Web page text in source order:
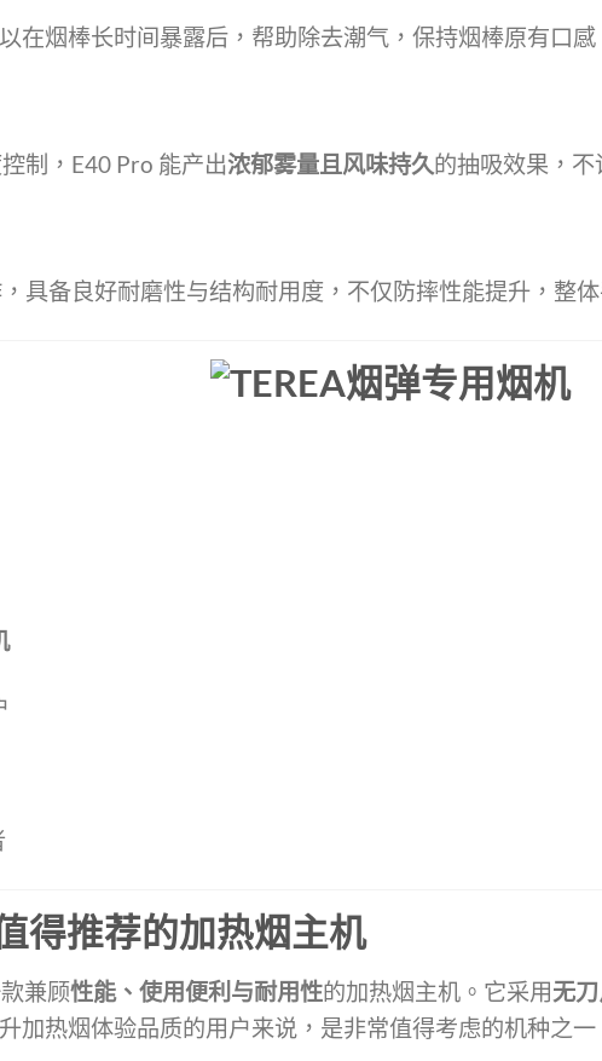
在烟棒长时间暴露后，帮助除去潮气，保持烟棒原有口感
制，E40 Pro 能产出浓郁雾量且风味持久的抽吸效果，
具备良好耐磨性与结构耐用度，不仅防摔性能提升，整
得推荐的加热烟主机
兼顾性能、使用便利与耐用性的加热烟主机。它采用无
加热烟体验品质的用户来说，是非常值得考虑的机种之一